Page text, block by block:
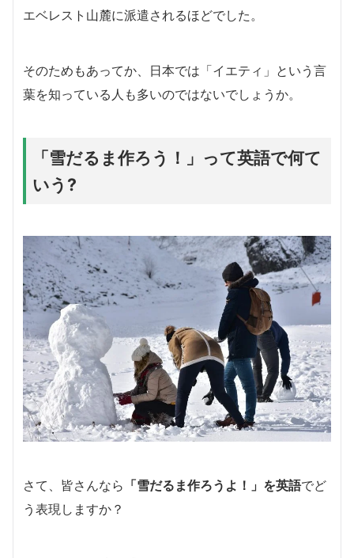
エベレスト山麓に派遣されるほどでした。
そのためもあってか、日本では「イエティ」という言
葉を知っている人も多いのではないでしょうか。
「雪だるま作ろう！」って英語で何て
いう?
さて、皆さんなら 「雪だるま作ろうよ！」 を英語でど
う表現しますか？